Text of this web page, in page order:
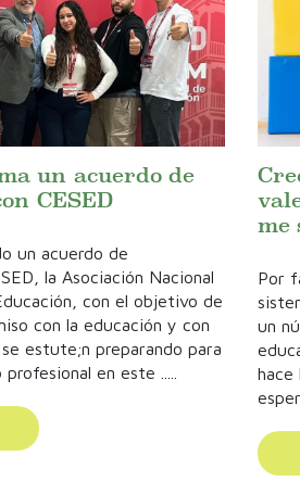
un acuerdo de
CESED
un acuerdo de
la Asociación Nacional
con el objetivo de
con la educación y con
estute;n preparando para
en este .....
me
Por
un
hace